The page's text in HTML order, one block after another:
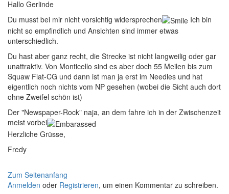
Hallo Gerlinde
Du musst bei mir nicht vorsichtig widersprechen
Ich bin
nicht so empfindlich und Ansichten sind immer etwas
unterschiedlich.
Du hast aber ganz recht, die Strecke ist nicht langweilig oder gar
unattraktiv. Von Monticello sind es aber doch 55 Meilen bis zum
Squaw Flat-CG und dann ist man ja erst im Needles und hat
eigentlich noch nichts vom NP gesehen (wobei die Sicht auch dort
ohne Zweifel schön ist)
Der "Newspaper-Rock" naja, an dem fahre ich in der Zwischenzeit
meist vorbei
Herzliche Grüsse,
Fredy
Zum Seitenanfang
Anmelden oder Registrieren, um einen Kommentar zu schreiben.